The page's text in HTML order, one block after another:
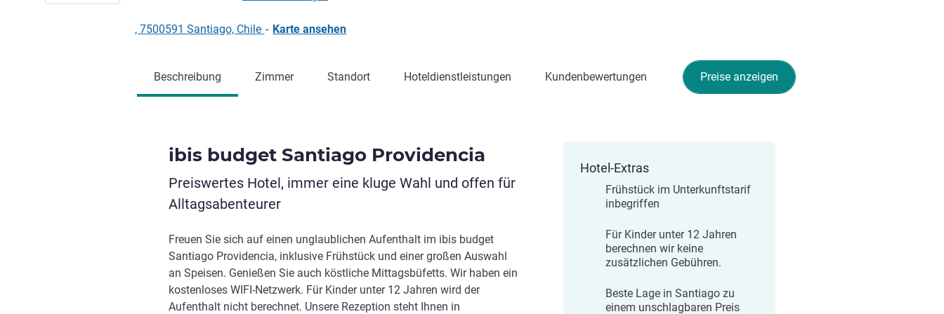
, 7500591 Santiago, Chile - Karte ansehen
Preise anzeigen
Beschreibung Zimmer Standort Hoteldienstleistungen Kundenbewertungen
ibis budget Santiago Providencia
Preiswertes Hotel, immer eine kluge Wahl und offen für
Alltagsabenteurer
Freuen Sie sich auf einen unglaublichen Aufenthalt im ibis budget
Santiago Providencia, inklusive Frühstück und einer großen Auswahl
an Speisen. Genießen Sie auch köstliche Mittagsbüfetts. Wir haben ein
kostenloses WIFI-Netzwerk. Für Kinder unter 12 Jahren wird der
Aufenthalt nicht berechnet. Unsere Rezeption steht Ihnen in
Hotel-Extras
Frühstück im Unterkunftstarif
inbegriffen
Für Kinder unter 12 Jahren
berechnen wir keine
zusätzlichen Gebühren.
Beste Lage in Santiago zu
einem unschlagbaren Preis